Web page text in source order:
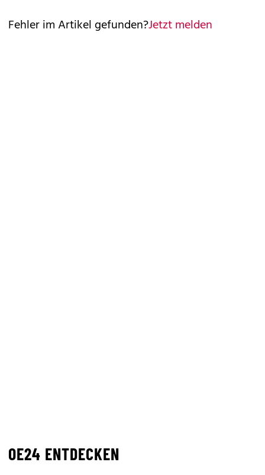
Fehler im Artikel gefunden?Jetzt melden
OE24 ENTDECKEN